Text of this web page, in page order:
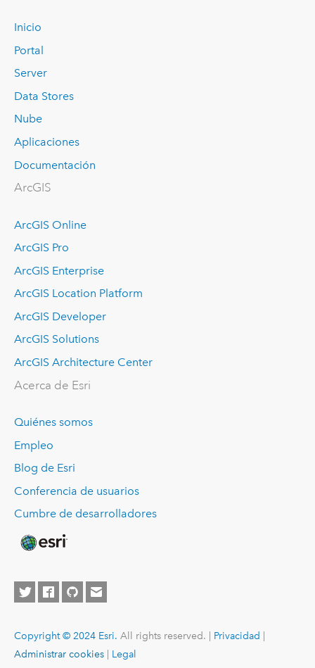
Inicio
Portal
Server
Data Stores
Nube
Aplicaciones
Documentación
ArcGIS
ArcGIS Online
ArcGIS Pro
ArcGIS Enterprise
ArcGIS Location Platform
ArcGIS Developer
ArcGIS Solutions
ArcGIS Architecture Center
Acerca de Esri
Quiénes somos
Empleo
Blog de Esri
Conferencia de usuarios
Cumbre de desarrolladores
Copyright © 2024 Esri. All rights reserved. | Privacidad
Administrar cookies
Legal